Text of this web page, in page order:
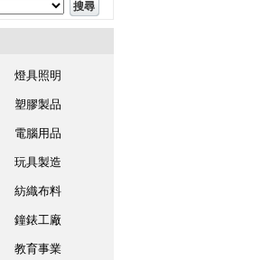
燈具照明
塑膠製品
電腦用品
玩具製造
紡織布料
鐘錶工廠
教育事業